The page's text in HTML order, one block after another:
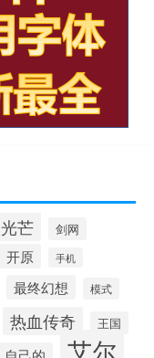
光芒 剑网
开原 手机
最终幻想 模式
热血传奇 王国
艾尔